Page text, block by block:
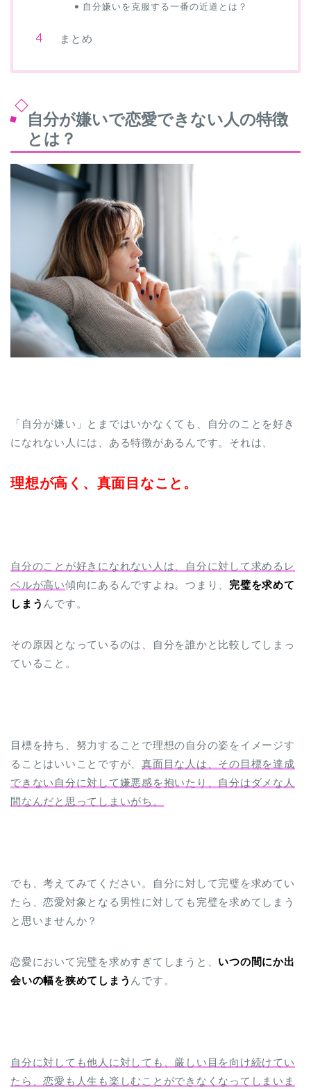
自分嫌いを克服する一番の近道とは？
まとめ
自分が嫌いで恋愛できない人の特徴
とは？
「自分が嫌い」とまではいかなくても、自分のことを好き
になれない人には、ある特徴があるんです。それは、
理想が高く、真面目なこと。
自分のことが好きになれない人は、自分に対して求めるレ
ベルが高い傾向にあるんですよね。つまり、 完璧を求めて
しまう んです。
その原因となっているのは、自分を誰かと比較してしまっ
ていること。
目標を持ち、努力することで理想の自分の姿をイメージす
ることはいいことですが、真面目な人は、その目標を達成
できない自分に対して嫌悪感を抱いたり、自分はダメな人
間なんだと思ってしまいがち。
でも、考えてみてください。自分に対して完璧を求めてい
たら、恋愛対象となる男性に対しても完璧を求めてしまう
と思いませんか？
恋愛において完璧を求めすぎてしまうと、 いつの間にか出
会いの幅を狭めてしまう んです。
自分に対しても他人に対しても、厳しい目を向け続けてい
たら、恋愛も人生も楽しむことができなくなってしまいま